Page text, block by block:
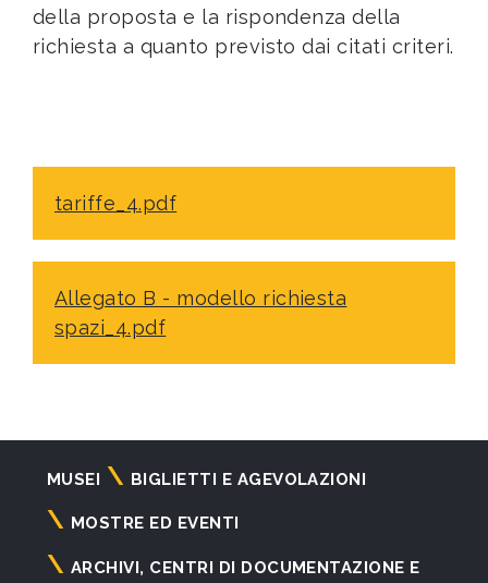
della proposta e la rispondenza della
richiesta a quanto previsto dai citati criteri.
tariffe_4.pdf
Allegato B - modello richiesta
spazi_4.pdf
Navigazione
principale
MUSEI BIGLIETTI E AGEVOLAZIONI
MOSTRE ED EVENTI
ARCHIVI, CENTRI DI DOCUMENTAZIONE E